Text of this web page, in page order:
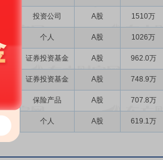
投资公司 A股 1510万
个人 A股 1026万
证券投资基金 A股 962.0万
证券投资基金 A股 748.9万
保险产品 A股 707.8万
个人 A股 619.1万